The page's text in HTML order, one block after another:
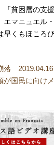
貧困層の支
マニュエル
くもほころび
落
が国民に向け